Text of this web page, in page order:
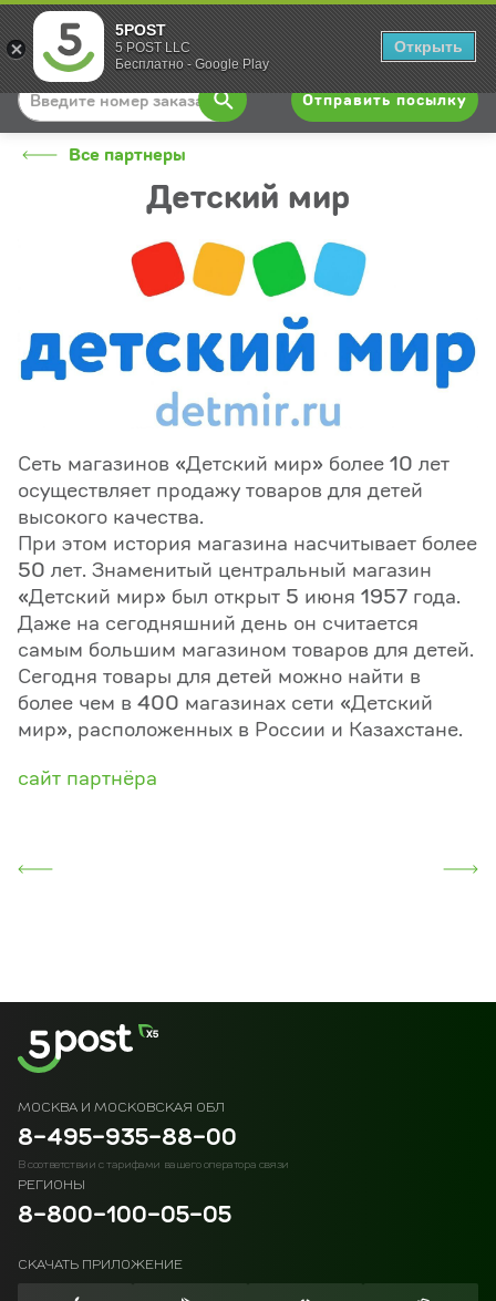
Вход
Отправить посылку
Все партнеры
Детский мир
Сеть магазинов «Детский мир» более 10 лет
осуществляет продажу товаров для детей
высокого качества.
При этом история магазина насчитывает более
50 лет. Знаменитый центральный магазин
«Детский мир» был открыт 5 июня 1957 года.
Даже на сегодняшний день он считается
самым большим магазином товаров для детей.
Сегодня товары для детей можно найти в
более чем в 400 магазинах сети «Детский
мир», расположенных в России и Казахстане.
сайт партнёра
МОСКВА И МОСКОВСКАЯ ОБЛ
8-495-935-88-00
В соответствии с тарифами вашего оператора связи
РЕГИОНЫ
8-800-100-05-05
СКАЧАТЬ ПРИЛОЖЕНИЕ
5POST
5 POST LLC
Бесплатно - Google Play
Открыть